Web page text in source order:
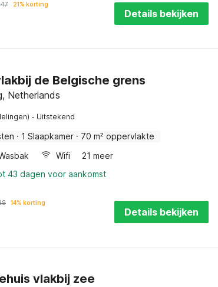
21% korting
Details bekijken
de Belgische grens
Netherlands
· Uitstekend
· 1 Slaapkamer · 70 m² oppervlakte
Wifi
21 meer
43 dagen voor aankomst
14% korting
Details bekijken
vlakbij zee